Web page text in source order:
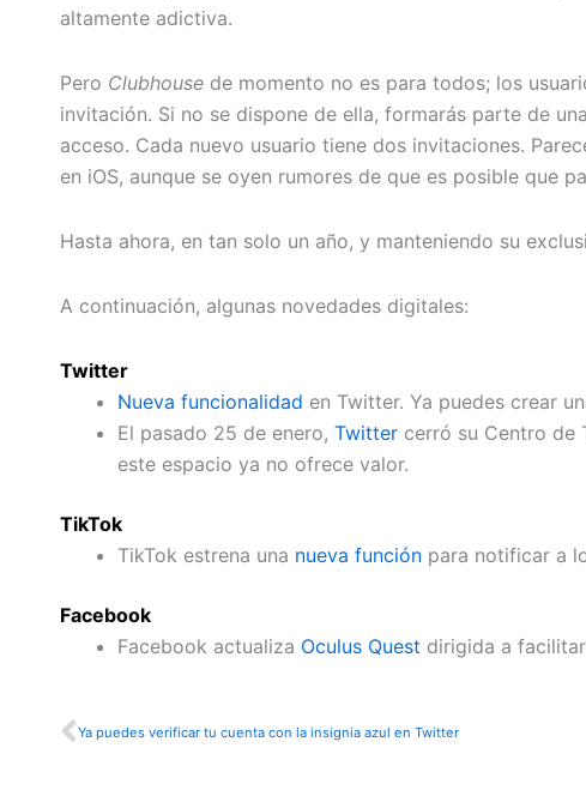
altamente adictiva.
Pero Clubhouse de momento no es para todos; los
invitación. Si no se dispone de ella, formarás parte de
acceso. Cada nuevo usuario tiene dos invitaciones.
en iOS, aunque se oyen rumores de que es posible que
Hasta ahora, en tan solo un año, y manteniendo su
A continuación, algunas novedades digitales:
Twitter
Nueva funcionalidad en Twitter. Ya puedes crear
El pasado 25 de enero, Twitter cerró su Centro de
este espacio ya no ofrece valor.
TikTok
TikTok estrena una nueva función para notificar a
Facebook
Facebook actualiza Oculus Quest dirigida a
Ant
Ya puedes verificar tu cuenta con la insignia azul en Twitter